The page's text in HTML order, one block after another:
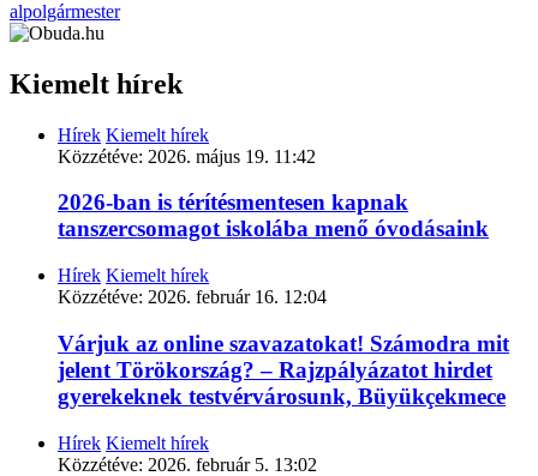
alpolgármester
Kiemelt hírek
Hírek Kiemelt hírek
Közzétéve: 2026. május 19. 11:42
2026-ban is térítésmentesen kapnak
tanszercsomagot iskolába menő óvodásaink
Hírek Kiemelt hírek
Közzétéve: 2026. február 16. 12:04
Várjuk az online szavazatokat! Számodra mit
jelent Törökország? – Rajzpályázatot hirdet
gyerekeknek testvérvárosunk, Büyükçekmece
Hírek Kiemelt hírek
Közzétéve: 2026. február 5. 13:02